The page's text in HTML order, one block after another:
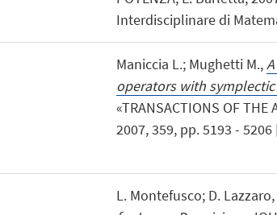
Interdisciplinare di
Maniccia L.; Mughetti M.,
operators with
«TRANSACTIONS OF THE
2007, 359, pp. 5193 -
L. Montefusco; D. Lazzaro,